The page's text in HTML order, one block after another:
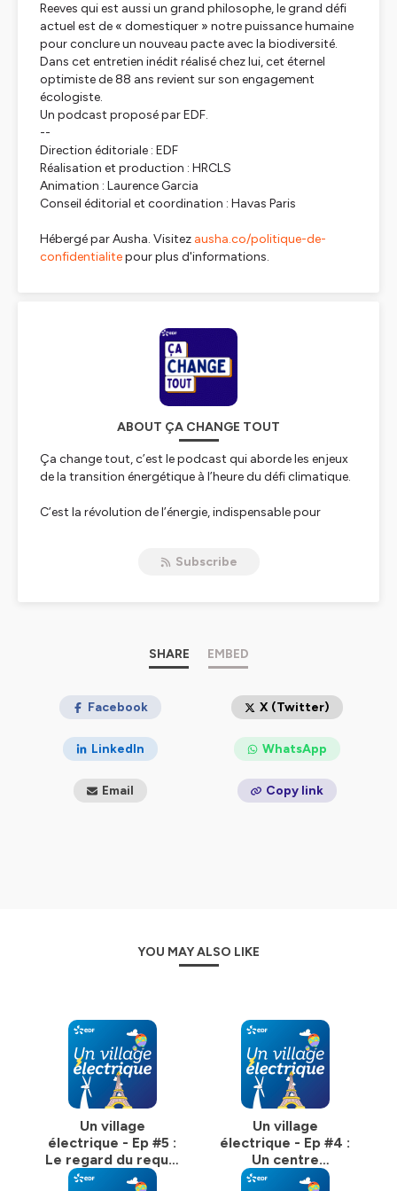
Reeves qui est aussi un grand philosophe, le grand défi
actuel est de « domestiquer » notre puissance humaine
pour conclure un nouveau pacte avec la biodiversité.
Dans cet entretien inédit réalisé chez lui, cet éternel
optimiste de 88 ans revient sur son engagement
écologiste.
Un podcast proposé par EDF.
--
Direction éditoriale : EDF
Réalisation et production : HRCLS
Animation : Laurence Garcia
Conseil éditorial et coordination : Havas Paris
Hébergé par Ausha. Visitez ausha.co/politique-de-
confidentialitepour plus d'informations.
ABOUT ÇA CHANGE TOUT
Ça change tout, c’est le podcast qui aborde les enjeux
de la transition énergétique à l’heure du défi climatique.
C’est la révolution de l’énergie, indispensable pour
Comprendre les bouleversements, technologiques,
neutralité carbone ? Comment produire une électricité
plus propre, partout ?
Autant de questions que nous traitons ici avec des
engagées dans l’observation et la préservation de la
planète, au micro des journalistes Thierry Keller et
pour plus d'informations.
Subscribe
SHARE EMBED
Facebook X (Twitter)
LinkedIn WhatsApp
Email Copy link
YOU MAY ALSO LIKE
Un village
électrique - Ep #5 :
Le regard du requin
blond
Un village
électrique - Ep #4 :
Un centre
aquatique au top !